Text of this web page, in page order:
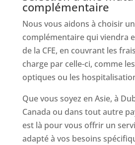
complémentaire
Nous vous aidons à choisir
complémentaire qui viendra
de la CFE, en couvrant les
charge par celle-ci, comme
optiques ou les
Que vous soyez en Asie, à
Canada ou dans tout autre
est là pour vous offrir un
adapté à vos besoins